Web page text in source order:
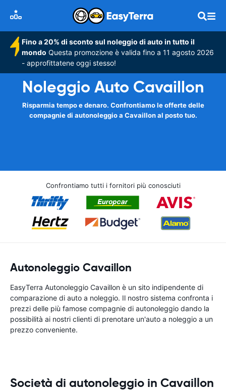
Fino a 20% di sconto sul noleggio di auto in tutto il
mondo Questa promozione è valida fino a 11 agosto 2026
- approfittatene oggi stesso!
Noleggio Auto Cavaillon
Risparmia tempo e denaro. Confrontiamo le offerte delle
compagnie di autonoleggio a Cavaillon al posto tuo.
Confrontiamo tutti i fornitori più conosciuti
Autonoleggio Cavaillon
EasyTerra Autonoleggio Cavaillon è un sito indipendente di
comparazione di auto a noleggio. Il nostro sistema confronta i
prezzi delle più famose compagnie di autonoleggio dando la
possibilità ai nostri clienti di prenotare un'auto a noleggio a un
prezzo conveniente.
Società di autonoleggio in Cavaillon